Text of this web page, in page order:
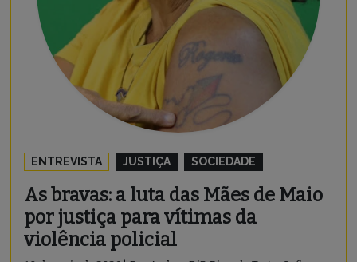
ENTREVISTA JUSTIÇA SOCIEDADE
As bravas: a luta das Mães de Maio
por justiça para vítimas da
violência policial